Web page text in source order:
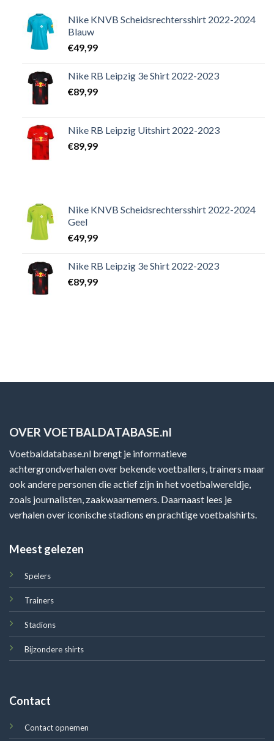
Nike KNVB Scheidsrechtersshirt 2022-2024
Blauw
€49,99
Nike RB Leipzig 3e Shirt 2022-2023
€89,99
Nike RB Leipzig Uitshirt 2022-2023
€89,99
Nike KNVB Scheidsrechtersshirt 2022-2024
Geel
€49,99
Nike RB Leipzig 3e Shirt 2022-2023
€89,99
OVER VOETBALDATABASE.nl
Voetbaldatabase.nl brengt je informatieve
achtergrondverhalen over bekende voetballers, trainers maar
ook andere personen die actief zijn in het voetbalwereldje,
zoals journalisten, zaakwaarnemers. Daarnaast lees je
verhalen over iconische stadions en prachtige voetbalshirts.
Meest gelezen
Spelers
Trainers
Stadions
Bijzondere shirts
Contact
Contact opnemen